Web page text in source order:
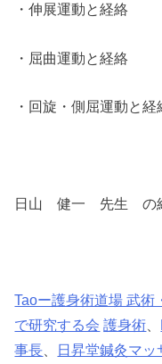
・伸展運動と経絡
・屈曲運動と経絡
・回旋・側屈運動と経
日山 健一 先生 の
Taoー護身術道場 武術
で研究する会 護身術
事長
日昇堂鍼灸マッ